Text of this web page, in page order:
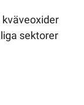
sektorer